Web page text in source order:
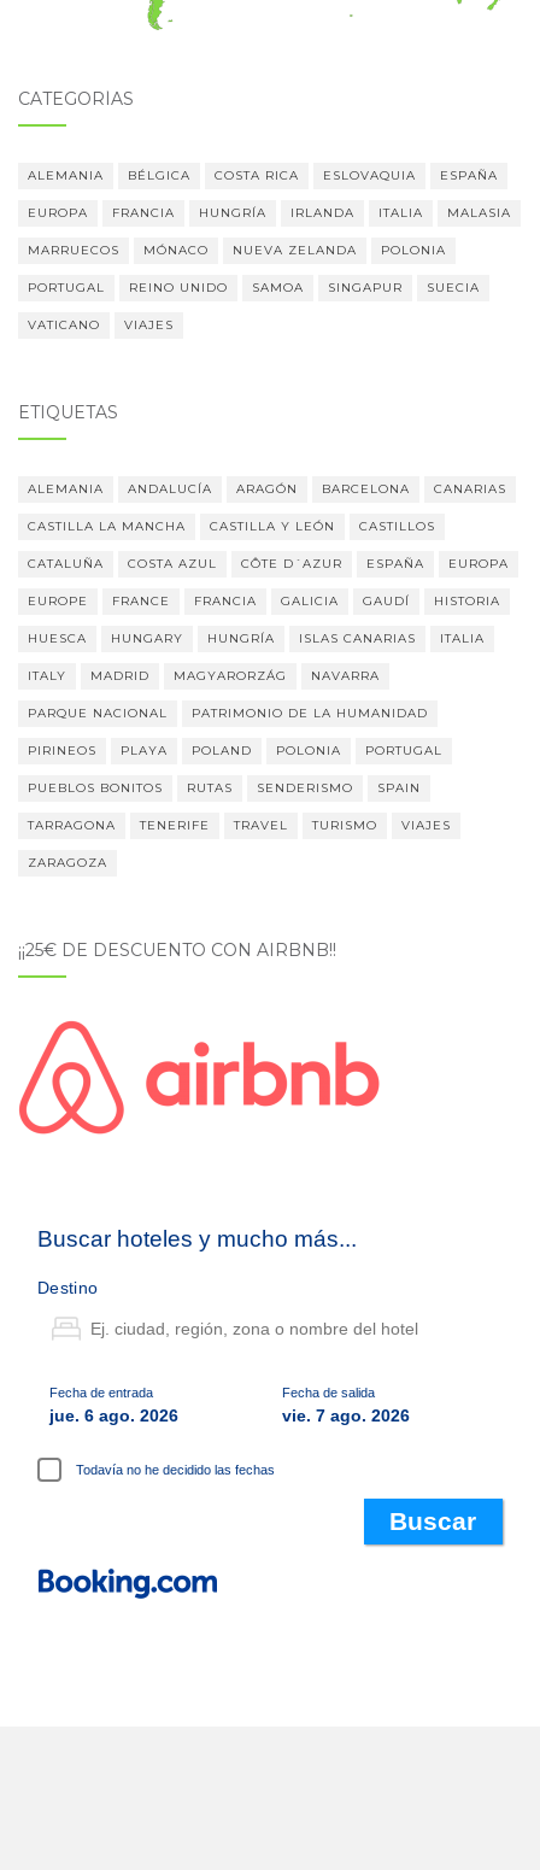
CATEGORÍAS
ALEMANIA BÉLGICA COSTA RICA ESLOVAQUIA ESPAÑA
EUROPA FRANCIA HUNGRÍA IRLANDA ITALIA MALASIA
MARRUECOS MÓNACO NUEVA ZELANDA POLONIA
PORTUGAL REINO UNIDO SAMOA SINGAPUR SUECIA
VATICANO VIAJES
ETIQUETAS
ALEMANIA ANDALUCÍA ARAGÓN BARCELONA CANARIAS
CASTILLA LA MANCHA CASTILLA Y LEÓN CASTILLOS
CATALUÑA COSTA AZUL CÔTE D´AZUR ESPAÑA EUROPA
EUROPE FRANCE FRANCIA GALICIA GAUDÍ HISTORIA
HUESCA HUNGARY HUNGRÍA ISLAS CANARIAS ITALIA
ITALY MADRID MAGYARORZÁG NAVARRA
PARQUE NACIONAL PATRIMONIO DE LA HUMANIDAD
PIRINEOS PLAYA POLAND POLONIA PORTUGAL
PUEBLOS BONITOS RUTAS SENDERISMO SPAIN
TARRAGONA TENERIFE TRAVEL TURISMO VIAJES
ZARAGOZA
¡¡25€ DE DESCUENTO CON AIRBNB!!
Buscar hoteles y mucho más...
Destino
Fecha de entrada
jue. 6 ago. 2026
Fecha de salida
vie. 7 ago. 2026
Todavía no he decidido las fechas